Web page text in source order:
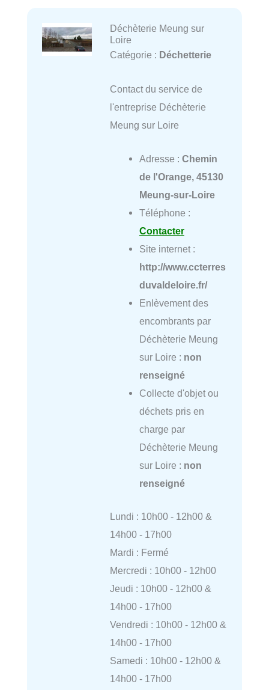
Déchèterie Meung sur
Loire
Catégorie : Déchetterie
Contact du service de
l'entreprise Déchèterie
Meung sur Loire
Adresse : Chemin
de l'Orange, 45130
Meung-sur-Loire
Téléphone :
Contacter
Site internet :
http://www.ccterres
duvaldeloire.fr/
Enlèvement des
encombrants par
Déchèterie Meung
sur Loire : non
renseigné
Collecte d'objet ou
déchets pris en
charge par
Déchèterie Meung
sur Loire : non
renseigné
Lundi : 10h00 - 12h00 &
14h00 - 17h00
Mardi : Fermé
Mercredi : 10h00 - 12h00
Jeudi : 10h00 - 12h00 &
14h00 - 17h00
Vendredi : 10h00 - 12h00 &
14h00 - 17h00
Samedi : 10h00 - 12h00 &
14h00 - 17h00